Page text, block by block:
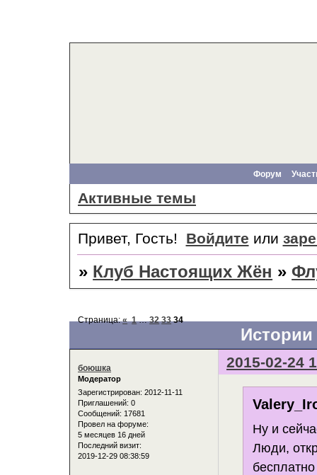
Форум
Активные темы
Привет, Гость! Войдите или
» Клуб Настоящих Жён »
Истории
Страница:« 1 … 32 33 34
2015-02-24
боюшка
Модератор
Зарегистрирован: 2012-11-11
Приглашений: 0
Сообщений: 17681
Провел на форуме:
5 месяцев 16 дней
Последний визит:
2019-12-29 08:38:59
Ну и
Люди,